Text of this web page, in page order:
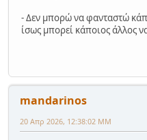
- Δεν μπορώ να φανταστώ
ίσως μπορεί κάποιος άλλος
mandarinos
20 Απρ 2026, 12:38:02 ΜΜ